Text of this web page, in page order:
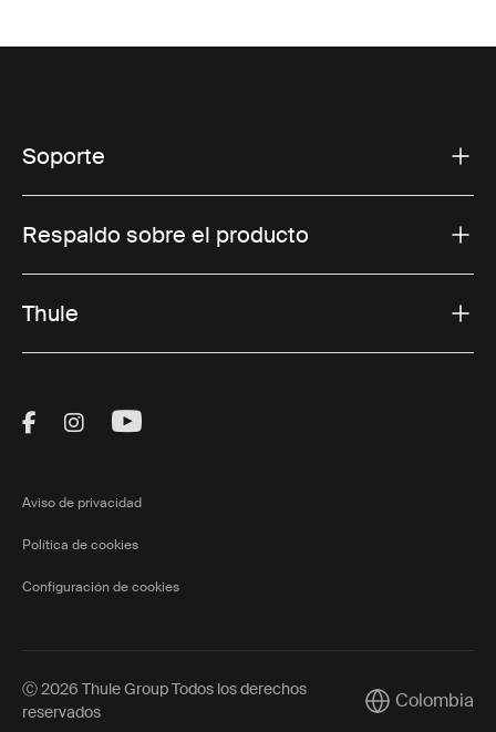
Soporte
Respaldo sobre el producto
Thule
Visit Thule on Facebook (external link)
Visit Thule on Instagram (external link)
Visit Thule on Youtube (external
Aviso de privacidad
Política de cookies
Configuración de cookies
Ⓒ 2026 Thule Group Todos los derechos
reservados
CurrentColombia